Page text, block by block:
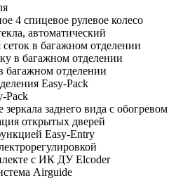
4 спицевое рулевое колесо
автоматический
в багажном отделении
в багажном отделении
багажном отделении
Easy-Pack
Pack
заднего вида с обогревом
открытых дверей
Easy-Entry
с ИК ДУ Elcoder
Airguide